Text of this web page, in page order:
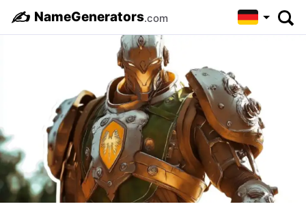
✍️ NameGenerators.com